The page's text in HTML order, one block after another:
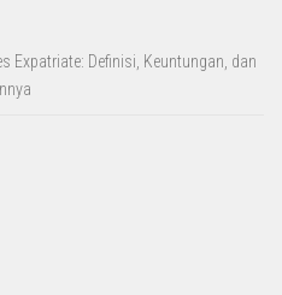
Expatriate: Definisi, Keuntungan, dan